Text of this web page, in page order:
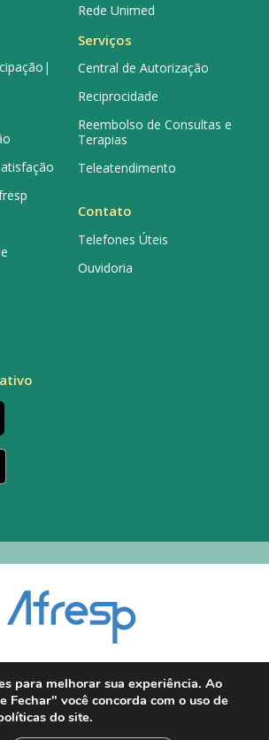
Rede Unimed
Serviços
Central de Autorização
Reciprocidade
Reembolso de Consultas e
Terapias
Teleatendimento
Contato
Telefones Úteis
Ouvidoria
dpo@afresp.org.br
Antonio Carlos Aparecido. CRM: 54.464
para melhorar sua experiência. Ao
Fechar" você concorda com o uso de
do site.